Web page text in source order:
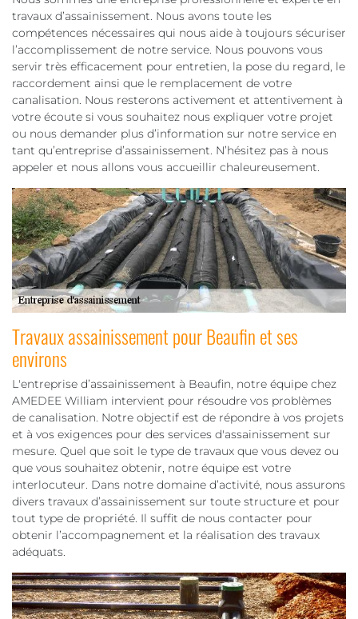
travaux d’assainissement. Nous avons toute les
compétences nécessaires qui nous aide à toujours sécuriser
l’accomplissement de notre service. Nous pouvons vous
servir très efficacement pour entretien, la pose du regard, le
raccordement ainsi que le remplacement de votre
canalisation. Nous resterons activement et attentivement à
votre écoute si vous souhaitez nous expliquer votre projet
ou nous demander plus d’information sur notre service en
tant qu’entreprise d’assainissement. N’hésitez pas à nous
appeler et nous allons vous accueillir chaleureusement.
Travaux assainissement pour Beaufin et ses
environs
L'entreprise d’assainissement à Beaufin, notre équipe chez
AMEDEE William intervient pour résoudre vos problèmes
de canalisation. Notre objectif est de répondre à vos projets
et à vos exigences pour des services d'assainissement sur
mesure. Quel que soit le type de travaux que vous devez ou
que vous souhaitez obtenir, notre équipe est votre
interlocuteur. Dans notre domaine d’activité, nous assurons
divers travaux d’assainissement sur toute structure et pour
tout type de propriété. Il suffit de nous contacter pour
obtenir l’accompagnement et la réalisation des travaux
adéquats.